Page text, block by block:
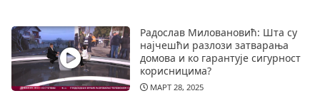
Радослав Миловановић: Шта су
најчешћи разлози затварања
домова и ко гарантује сигурност
корисницима?
МАРТ 28, 2025